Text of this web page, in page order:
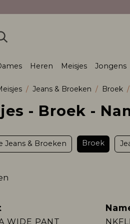
Heren Meisjes Jongens
Jeans & Broeken Broek
- Broek -
Jeans & Broeken Broek
WIDE PANT